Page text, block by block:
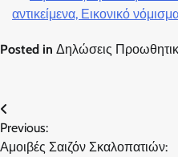
αντικείμενα, Εικονικό
Posted in Δηλώσεις
Post
navigation
Previous:
Αμοιβές Σαιζόν Σκαλοπατιών: